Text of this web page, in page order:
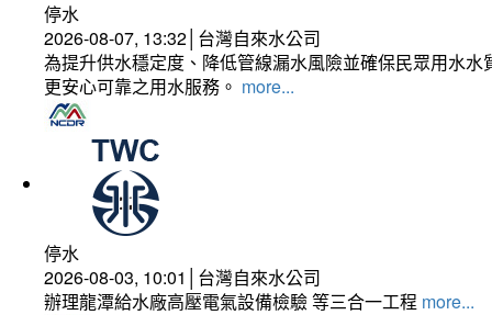
停水
2026-08-07, 13:32│台灣自來水公司
為提升供水穩定度、降低管線漏水風險並確保民眾用水
更安心可靠之用水服務。 more...
停水
2026-08-03, 10:01│台灣自來水公司
辦理龍潭給水廠高壓電氣設備檢驗 等三合一工程 more...